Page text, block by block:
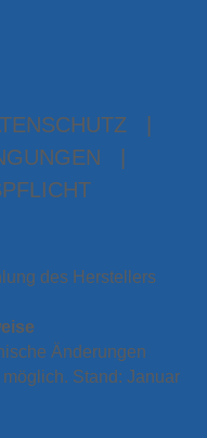
des Herstellers
Änderungen
Stand: Januar